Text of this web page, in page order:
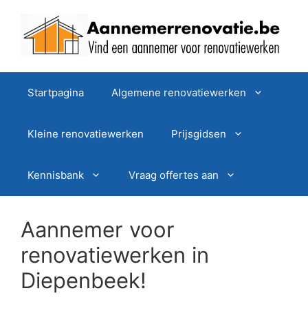
Startpagina Algemene renovatiewerken
Kleine renovatiewerken Prijsgidsen
Kennisbank Vraag offertes aan
Aannemer voor
renovatiewerken in
Diepenbeek!